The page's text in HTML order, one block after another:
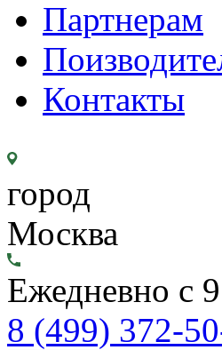
Партнерам
Контакты
город
Москва
Ежедневно с
8 (499) 372-